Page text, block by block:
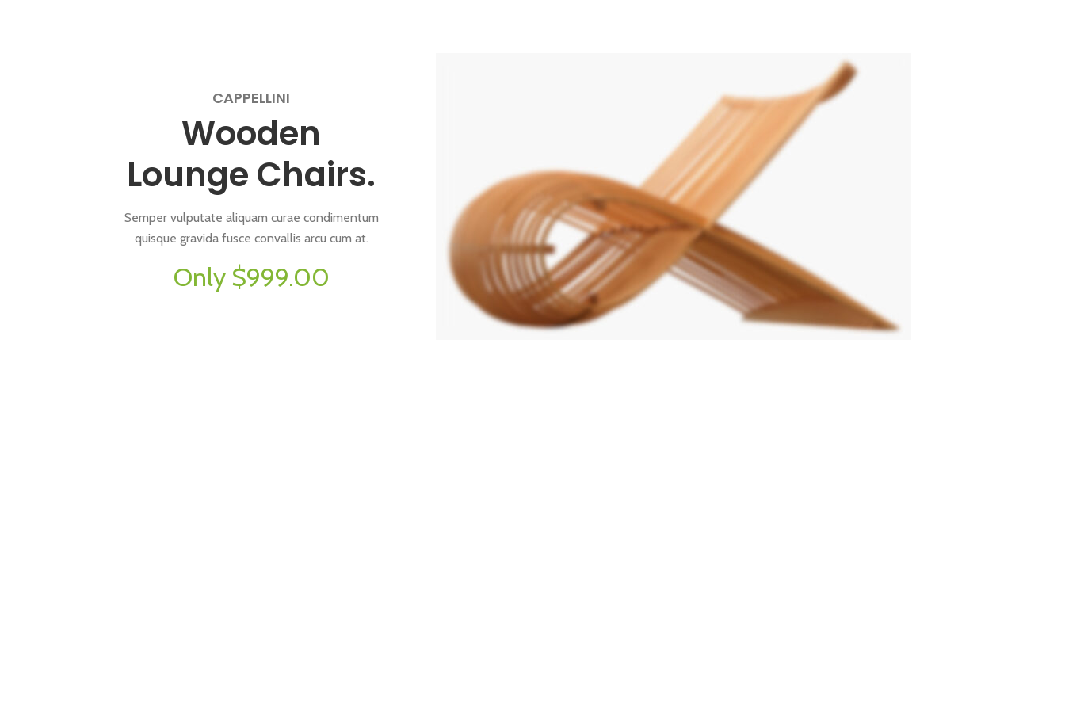
CAPPELLINI
Wooden
Lounge Chairs.
Semper vulputate aliquam curae condimentum
quisque gravida fusce convallis arcu cum at.
Only $999.00